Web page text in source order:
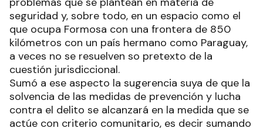
seguridad y, sobre todo, en un espacio como el
que ocupa Formosa con una frontera de 850
kilómetros con un país hermano como Paraguay,
a veces no se resuelven so pretexto de la
cuestión jurisdiccional.
Sumó a ese aspecto la sugerencia suya de que la
solvencia de las medidas de prevención y lucha
contra el delito se alcanzará en la medida que se
actúe con criterio comunitario, es decir sumando